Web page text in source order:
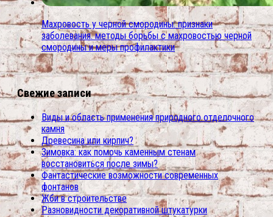
Махровость у черной смородины: признаки
заболевания. методы борьбы с махровостью черной
смородины и меры профилактики
Свежие записи
Виды и область применения природного отделочного
камня
Древесина или кирпич?
Зимовка: как помочь каменным стенам
восстановиться после зимы?
Фантастические возможности современных
фонтанов
Жби в строительстве
Разновидности декоративной штукатурки